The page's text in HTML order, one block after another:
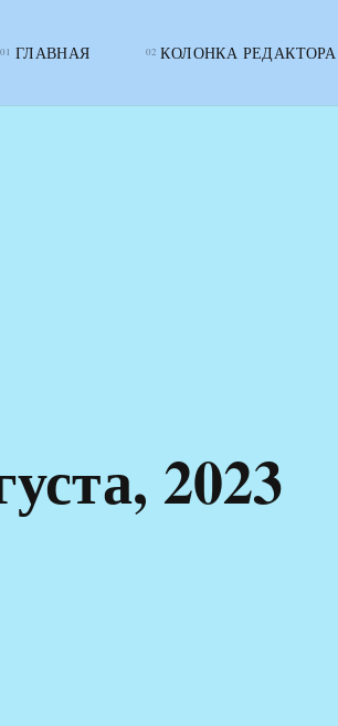
ГЛАВНАЯ КОЛОНКА РЕДАКТОРА
2023